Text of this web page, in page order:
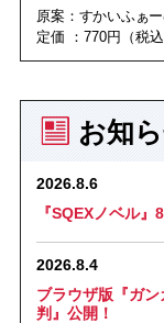
原案：すかいふぁ
定価 ：770円（税込
お知
2026.8.6
『SQEXノベル』
2026.8.4
ブラウザ版『ガ
判』公開！